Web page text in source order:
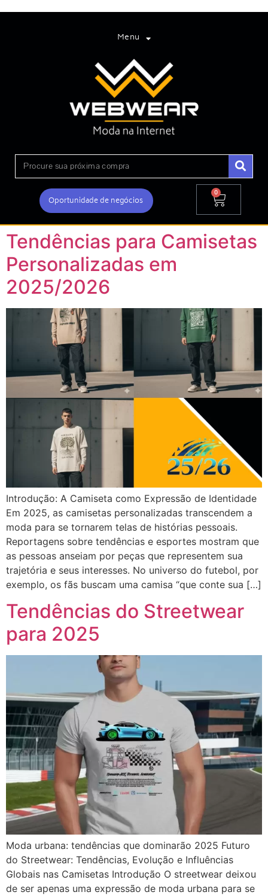
Menu
Oportunidade de negócios
0
Tendências para Camisetas
Personalizadas em
2025/2026
Introdução: A Camiseta como Expressão de Identidade
Em 2025, as camisetas personalizadas transcendem a
moda para se tornarem telas de histórias pessoais.
Reportagens sobre tendências e esportes mostram que
as pessoas anseiam por peças que representem sua
trajetória e seus interesses. No universo do futebol, por
exemplo, os fãs buscam uma camisa “que conte sua […]
Tendências do Streetwear
para 2025
Moda urbana: tendências que dominarão 2025 Futuro
do Streetwear: Tendências, Evolução e Influências
Globais nas Camisetas Introdução O streetwear deixou
de ser apenas uma expressão de moda urbana para se